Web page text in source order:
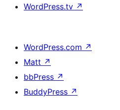
WordPress.tv ↗
WordPress.com ↗
Matt ↗
bbPress ↗
BuddyPress ↗